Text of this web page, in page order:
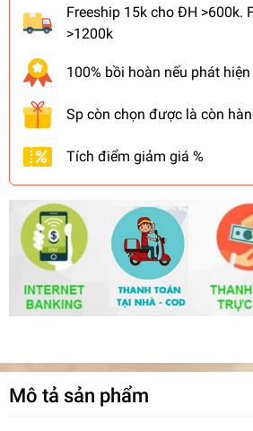
Freeship 15k cho ĐH >600k.
>1200k
100% bồi hoàn nếu phát
Sp còn chọn được là còn
Tích điểm giảm giá %
Mô tả sản phẩm